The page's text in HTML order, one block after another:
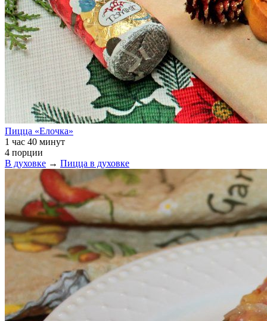
Пицца «Елочка»
1 час 40 минут
4 порции
В духовке → Пицца в духовке